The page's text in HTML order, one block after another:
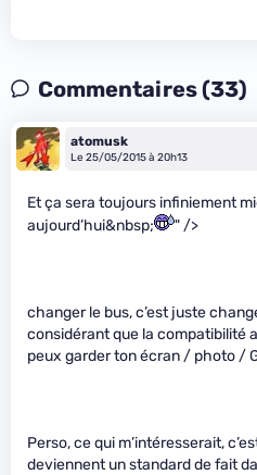
Commentaires (33)
atomusk
Le 25/05/2015 à 20h13
Et ça sera toujours infiniement
aujourd’hui&nbsp;
" />
changer le bus, c’est juste
considérant que la compatibilité
peux garder ton écran / photo /
Perso, ce qui m’intéresserait,
deviennent un standard de fait